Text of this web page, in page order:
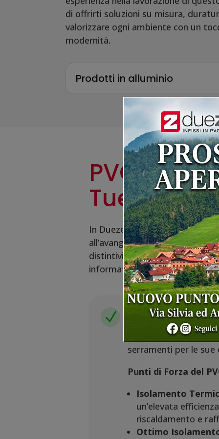
di offrirti soluzioni su misura,
valorizzare ogni ambiente con un
modernità.
Prodotti in alluminio
PVC o
Tue
In Duezeta Serramenti, ti
all’avanguardia come il PVC e
distintivi che li rendono ideali
informata per la tua casa.
N Finestre
PVC (Poli Vinil
serramenti per le
Punti di Forza del
Isolamento
un’elevata
riscaldamento e
Ottimo